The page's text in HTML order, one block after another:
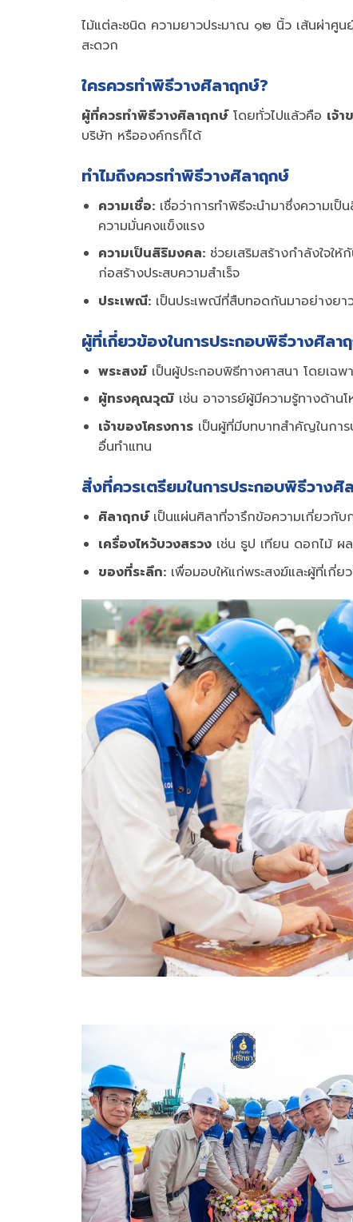
ไม้แต่ละชนิด ความยาวประมาณ ๑๒ นิ้ว เส้นผ่าศู
สะดวก
ใครควรทำพิธีวางศิลาฤกษ์?
ผู้ที่ควรทำพิธีวางศิลาฤกษ์โดยทั่วไปแล้วคือ เจ้า
บริษัท หรือองค์กรก็ได้
ทำไมถึงควรทำพิธีวางศิลาฤกษ์
ความเชื่อ:เชื่อว่าการทำพิธีจะนำมาซึ่งความเป็
ความมั่นคงแข็งแรง
ความเป็นสิริมงคล:ช่วยเสริมสร้างกำลังใจให้
ก่อสร้างประสบความสำเร็จ
ประเพณี:เป็นประเพณีที่สืบทอดกันมาอย่างยา
ผู้ที่เกี่ยวข้องในการประกอบพิธีวางศิลา
พระสงฆ์เป็นผู้ประกอบพิธีทางศาสนา โดยเฉพ
ผู้ทรงคุณวุฒิเช่น อาจารย์ผู้มีความรู้ทางด้าน
เจ้าของโครงการเป็นผู้ที่มีบทบาทสำคัญในการ
อื่นทำแทน
สิ่งที่ควรเตรียมในการประกอบพิธีวางศิ
ศิลาฤกษ์ เป็นแผ่นศิลาที่จารึกข้อความเกี่ยวกับ
เครื่องไหว้บวงสรวงเช่น ธูป เทียน ดอกไม้ ผ
ของที่ระลึก:เพื่อมอบให้แก่พระสงฆ์และผู้ที่เกี่ย